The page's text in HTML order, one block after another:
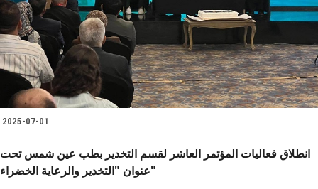
2025-07-01
انطلاق فعاليات المؤتمر العاشر لقسم التخدير بطب عين شمس تحت
عنوان "التخدير والرعاية الخضراء"